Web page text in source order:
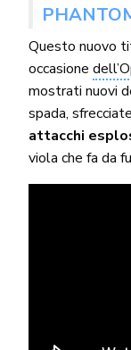
Questo nuovo
occasione
mostrati nuovi
spada,
attacchi
viola che fa da